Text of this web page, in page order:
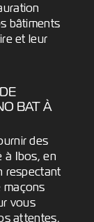
bâtiments
et leur
BAT À
des
à Ibos, en
respectant
maçons
vous
attentes,